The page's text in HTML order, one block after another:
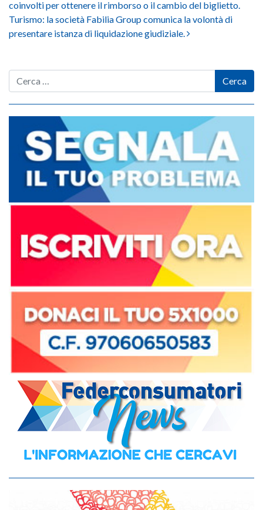
coinvolti per ottenere il rimborso o il cambio del biglietto.
Turismo: la società Fabilia Group comunica la volontà di
presentare istanza di liquidazione giudiziale.
Cerca